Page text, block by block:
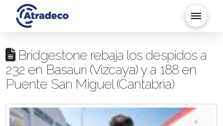
Bridgestone rebaja los despidos a
232 en Basauri (Vizcaya) y a 188 en
Puente San Miguel (Cantabria)